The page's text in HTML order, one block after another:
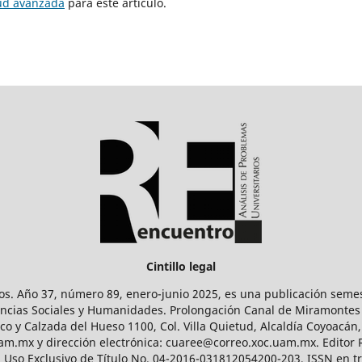
Cintillo legal
Año 37, número 89, enero-junio 2025, es una publicación
Sociales y Humanidades. Prolongación Canal de Miramontes
y Calzada del Hueso 1100, Col. Villa Quietud, Alcaldía
y dirección electrónica: cuaree@correo.xoc.uam.mx. Editor
Exclusivo de Título No. 04-2016-031812054200-203, ISSN